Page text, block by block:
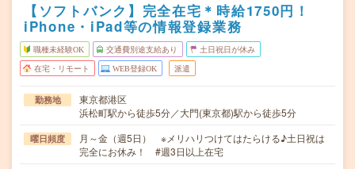
【ソフトバンク】完全在宅＊時給1750円！
iPhone・iPad等の情報登録業務
職種未経験OK 交通費別途支給あり 土日祝日が休み
在宅・リモート WEB登録OK 派遣
勤務地
東京都港区
浜松町駅から徒歩5分／大門(東京都)駅から徒歩5分
曜日頻度
月～金（週5日） ※メリハリつけてはたらける♪土日祝は
完全にお休み！ #週3日以上在宅